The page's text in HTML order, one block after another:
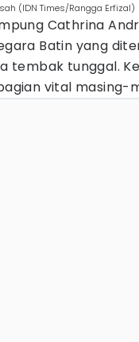
(IDN Times/Rangga Erfizal)
Cathrina
Batin yang
tembak tunggal.
vital masing-